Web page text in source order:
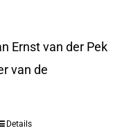
Ernst van der Pek
van de
Details